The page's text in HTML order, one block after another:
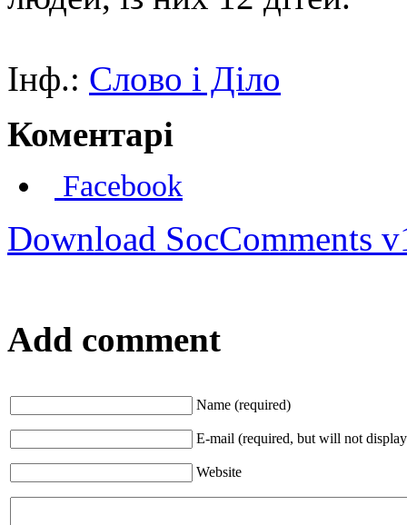
Інф.: Слово і Діло
Коментарі
Facebook
Download SocComments
Add comment
Name (required)
E-mail (required, but will not
Website